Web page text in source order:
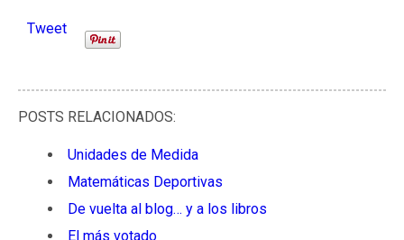
Tweet
POSTS RELACIONADOS:
Unidades de Medida
Matemáticas Deportivas
De vuelta al blog… y a los libros
El más votado